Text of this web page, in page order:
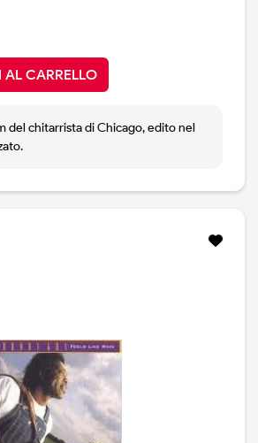
CARRELLO
del chitarrista di Chicago, edito nel